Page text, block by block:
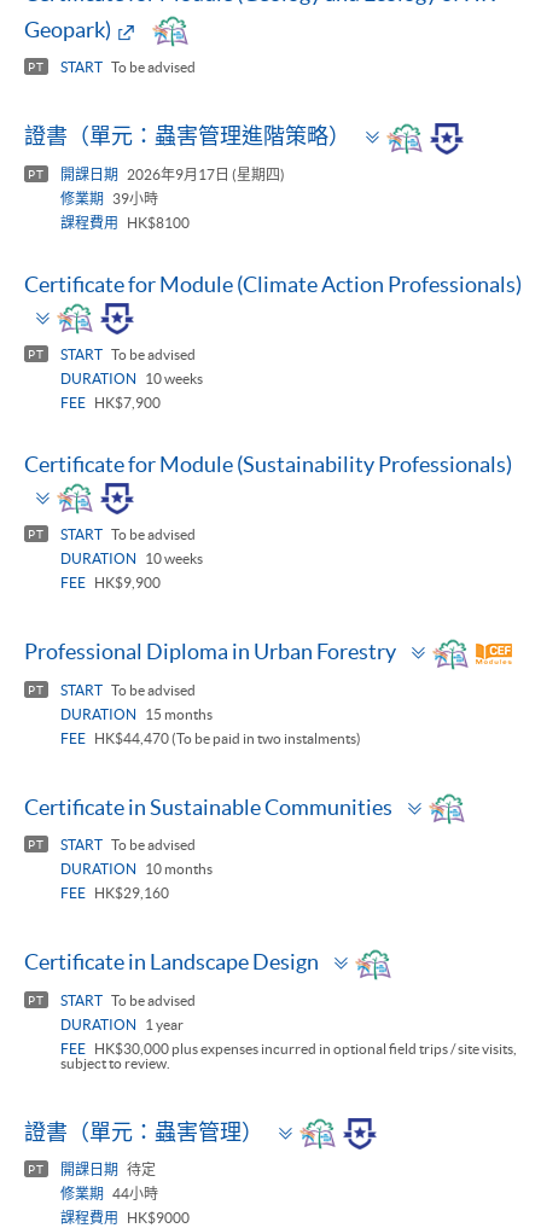
Geopark)
PT START To be advised
證書（單元：蟲害管理進階策略）
Toggle
panel
PT 開課日期
2026年9月17日 (星期四)
修業期
39小時
課程費用
HK$8100
Certificate for Module (Climate Action Professionals)
Toggle
panel
PT START To be advised
DURATION
10 weeks
FEE
HK$7,900
Certificate for Module (Sustainability Professionals)
Toggle
panel
PT START To be advised
DURATION
10 weeks
FEE
HK$9,900
Professional Diploma in Urban Forestry
Toggle
panel
PT START To be advised
DURATION
15 months
FEE
HK$44,470 (To be paid in two instalments)
Certificate in Sustainable Communities
Toggle
panel
PT START To be advised
DURATION
10 months
FEE
HK$29,160
Certificate in Landscape Design
Toggle
panel
PT START To be advised
DURATION
1 year
FEE
HK$30,000 plus expenses incurred in optional field trips / site visits,
subject to review.
證書（單元：蟲害管理）
Toggle
panel
PT 開課日期
待定
修業期
44小時
課程費用
HK$9000